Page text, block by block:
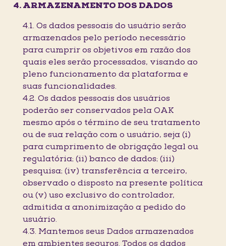
ARMAZENAMENTO DOS DADOS
4.1. Os dados pessoais do usuário serão
armazenados pelo período necessário
para cumprir os objetivos em razão dos
quais eles serão processados, visando ao
pleno funcionamento da plataforma e
suas funcionalidades.
4.2. Os dados pessoais dos usuários
poderão ser conservados pela OAK
mesmo após o término de seu tratamento
ou de sua relação com o usuário, seja (i)
para cumprimento de obrigação legal ou
regulatória; (ii) banco de dados; (iii)
pesquisa; (iv) transferência a terceiro,
observado o disposto na presente política
ou (v) uso exclusivo do controlador,
admitida a anonimização a pedido do
usuário.
4.3. Mantemos seus Dados armazenados
em ambientes seguros. Todos os dados